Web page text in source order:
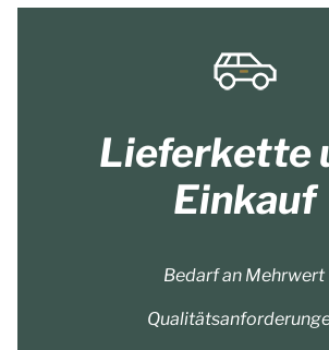
Lieferkette
Einkauf
Bedarf an Mehrwert